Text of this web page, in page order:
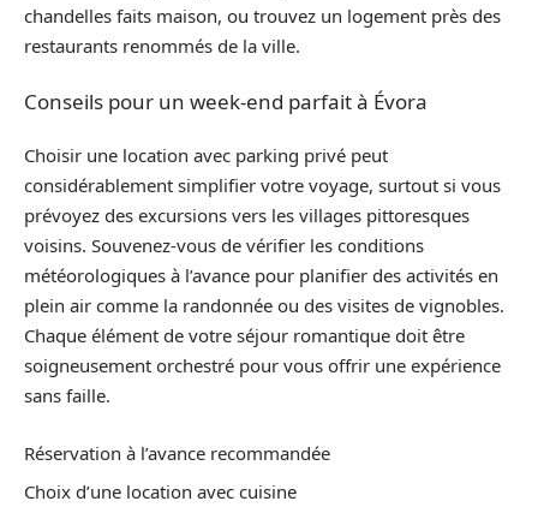
chandelles faits maison, ou trouvez un logement près des
restaurants renommés de la ville.
Conseils pour un week-end parfait à Évora
Choisir une location avec parking privé peut
considérablement simplifier votre voyage, surtout si vous
prévoyez des excursions vers les villages pittoresques
voisins. Souvenez-vous de vérifier les conditions
météorologiques à l’avance pour planifier des activités en
plein air comme la randonnée ou des visites de vignobles.
Chaque élément de votre séjour romantique doit être
soigneusement orchestré pour vous offrir une expérience
sans faille.
Réservation à l’avance recommandée
Choix d’une location avec cuisine